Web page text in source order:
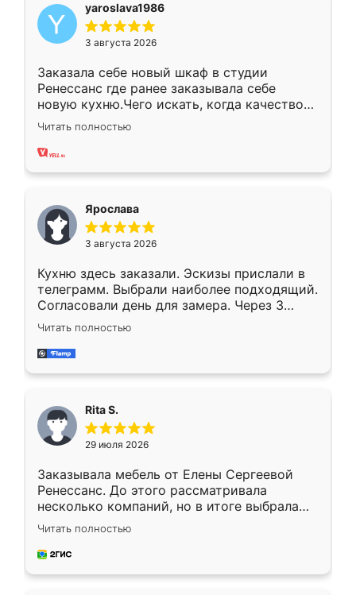
yaroslava1986
3 августа 2026
Заказала себе новый шкаф в студии
Ренессанс где ранее заказывала себе
новую кухню.Чего искать, когда качеством
вполне довольна. Служит кухня уже почти
два года, нареканий нет.
Читать полностью
Ярослава
3 августа 2026
Кухню здесь заказали. Эскизы прислали в
телеграмм. Выбрали наиболее подходящий.
Согласовали день для замера. Через 3
недели кухня была уже готова. Остались
довольны работой. Спасибо Ренессанс
мебель за качественную работу!
Читать полностью
Rita S.
29 июля 2026
Заказывала мебель от Елены Сергеевой
Ренессанс. До этого рассматривала
несколько компаний, но в итоге выбрала
эту. Сначала обговорили условия, потом
приехал замерщик, всё спокойно объяснил
и снял размеры. Изготовили в срок, с
Читать полностью